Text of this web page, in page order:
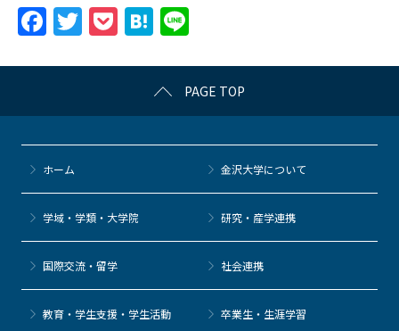
F
c
e
b
o
o
k
T
itt
er
P
c
k
et
H
e
n
a
e
PAGE TOP
ホーム 金沢大学について
学域・学類・大学院 研究・産学連携
国際交流・留学 社会連携
教育・学生支援・学生活動 卒業生・生涯学習